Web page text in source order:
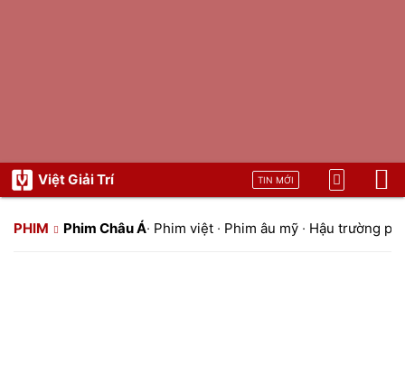
Việt Giải Trí TIN MỚI
PHIM Phim Châu Á· Phim việt · Phim âu mỹ · Hậu trường